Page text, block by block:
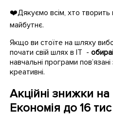
❤️Дякуємо всім, хто творить
майбутнє.
Якщо ви стоїте на шляху
почати свій шлях в IT -
навчальні програми
креативні.
Акційні знижки
Економія до 16